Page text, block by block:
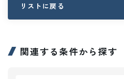
リストに戻る
関連する条件から探す